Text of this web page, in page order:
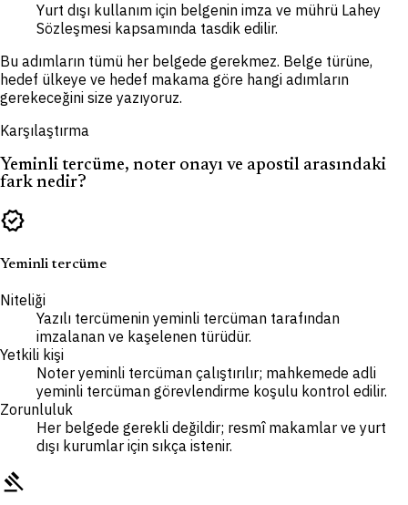
Yurt dışı kullanım için belgenin imza ve mührü Lahey
Sözleşmesi kapsamında tasdik edilir.
Bu adımların tümü her belgede gerekmez. Belge türüne,
hedef ülkeye ve hedef makama göre hangi adımların
gerekeceğini size yazıyoruz.
Karşılaştırma
Yeminli tercüme, noter onayı ve apostil arasındaki
fark nedir?
verified
Yeminli tercüme
Niteliği
Yazılı tercümenin yeminli tercüman tarafından
imzalanan ve kaşelenen türüdür.
Yetkili kişi
Noter yeminli tercüman çalıştırılır; mahkemede adli
yeminli tercüman görevlendirme koşulu kontrol edilir.
Zorunluluk
Her belgede gerekli değildir; resmî makamlar ve yurt
dışı kurumlar için sıkça istenir.
gavel